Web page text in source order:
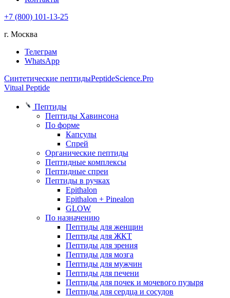
+7 (800) 101-13-25
г. Москва
Телеграм
WhatsApp
Синтетические пептидыPeptideScience.Pro
Vitual Peptide
Пептиды
Пептиды Хавинсона
По форме
Капсулы
Спрей
Органические пептиды
Пептидные комплексы
Пептидные спреи
Пептиды в ручках
Epithalon
Epithalon + Pinealon
GLOW
По назначению
Пептиды для женщин
Пептиды для ЖКТ
Пептиды для зрения
Пептиды для мозга
Пептиды для мужчин
Пептиды для печени
Пептиды для почек и мочевого пузыря
Пептиды для сердца и сосудов